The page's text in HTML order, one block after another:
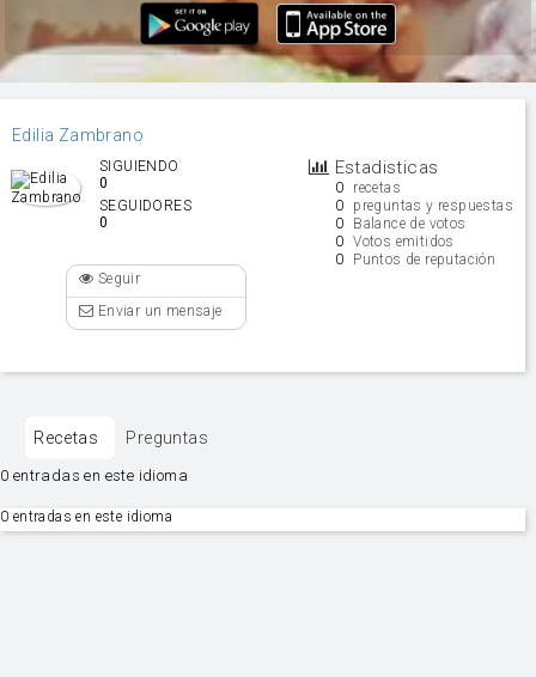
Edilia Zambrano
Estadisticas
0 recetas
0 preguntas y respuestas
0 Balance de votos
0 Votos emitidos
0 Puntos de reputación
SIGUIENDO
0
SEGUIDORES
0
Seguir
Enviar un mensaje
Recetas Preguntas
0 entradas en este idioma
0 entradas en este idioma